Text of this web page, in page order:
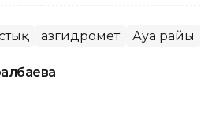
Қазгидромет Ауа райы